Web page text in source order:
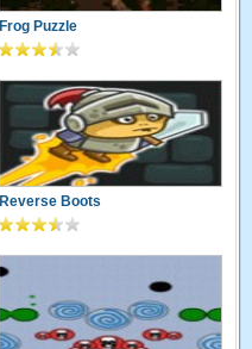
Frog Puzzle
Reverse Boots